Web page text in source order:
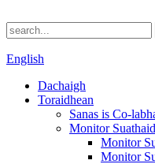
English
Dachaigh
Toraidhean
Sanas is Co-
Monitor
Monitor
Monitor